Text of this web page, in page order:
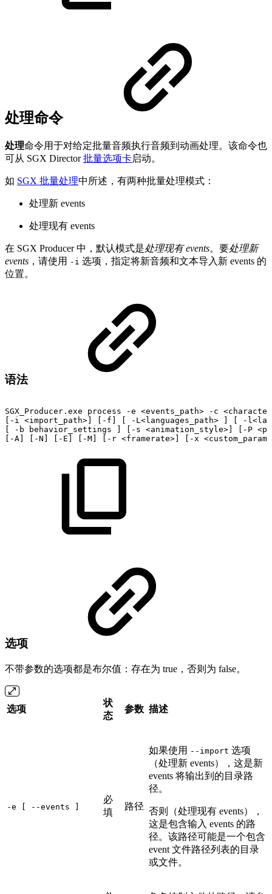
处理命令
处理命令用于对给定批量音频执行音频到动画处理。该命令也
可从 SGX Director批量选项卡启动。
如 SGX 批量处理中所述，有两种批量处理模式：
处理新 events
处理现有 events
在 SGX Producer 中，默认模式是处理现有 events。要处理新
events ，请使用 -i 选项，指定将新音频和文本导入新 events 的
位置。
语法
SGX_Producer.exe process -e <events_path> -c
[-i <import_path>] [-f] -L<languages_path>
-
-b behavior_settings [-s <animation_style>] [-P
[-A]
[-N] [-E] [-M] [-r <framerate>] [-x
选项
不带参数的选项都是布尔值：存在为 true，否则为 false。
选项
状
态
参数 描述
-e [ --events ]
必
填
路径
如果使用 --import 选项
（处理新 events），这是新
events 将输出到的目录路
径。
否则（处理现有 events），
这是包含输入 events 的路
径。该路径可能是一个包含
event 文件路径列表的目录
或文件。